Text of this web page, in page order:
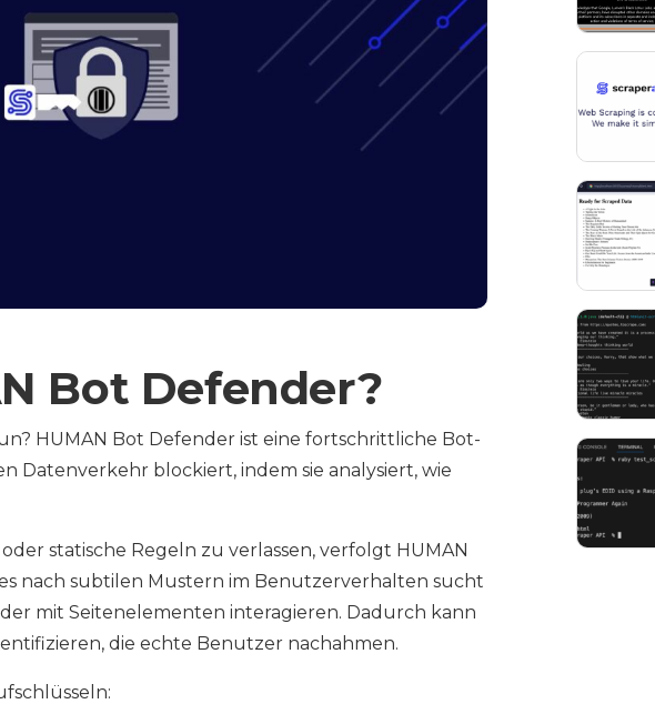
Bot Defender?
HUMAN Bot Defender ist eine fortschrittliche Bot-
Datenverkehr blockiert, indem sie analysiert, wie
statische Regeln zu verlassen, verfolgt HUMAN
nach subtilen Mustern im Benutzerverhalten sucht
mit Seitenelementen interagieren. Dadurch kann
die echte Benutzer nachahmen.